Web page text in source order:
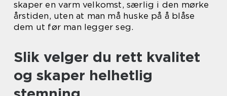
skaper en varm velkomst, særlig i den mørke
årstiden, uten at man må huske på å blåse
dem ut før man legger seg.
Slik velger du rett kvalitet
og skaper helhetlig